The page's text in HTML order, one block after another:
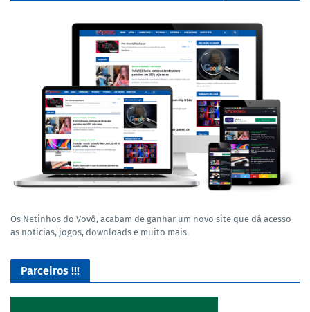
Os Netinhos do Vovô, acabam de ganhar um novo site que dá acesso
as noticias, jogos, downloads e muito mais.
Parceiros !!!
O Melhor lugar para adquirir seus mods para o Euro Truck